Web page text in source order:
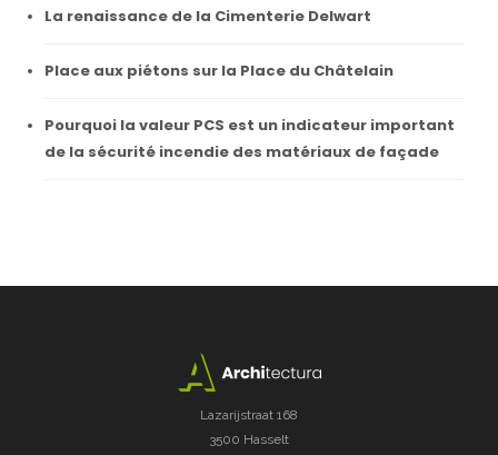
La renaissance de la Cimenterie Delwart
Place aux piétons sur la Place du Châtelain
Pourquoi la valeur PCS est un indicateur important
de la sécurité incendie des matériaux de façade
Lazarijstraat 168
3500 Hasselt